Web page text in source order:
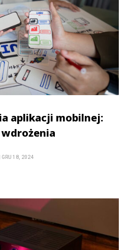
aplikacji mobilnej:
wdrożenia
GRU 18, 2024